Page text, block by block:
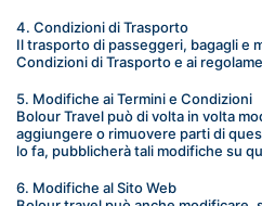
4. Condizioni di Trasporto
Il trasporto di passeggeri, bagagli e
Condizioni di Trasporto e ai
5. Modifiche ai Termini e Condizioni
Bolour Travel può di volta in volta
aggiungere o rimuovere parti di
lo fa, pubblicherà tali modifiche su
6. Modifiche al Sito Web